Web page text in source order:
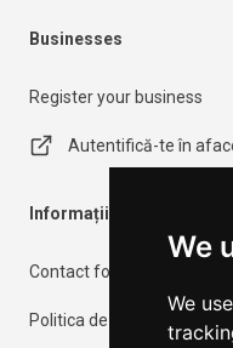
We
We
Businesses
Register your business
Autentifică-te în
Informații importante
Contact form
Politica de confidențialitate